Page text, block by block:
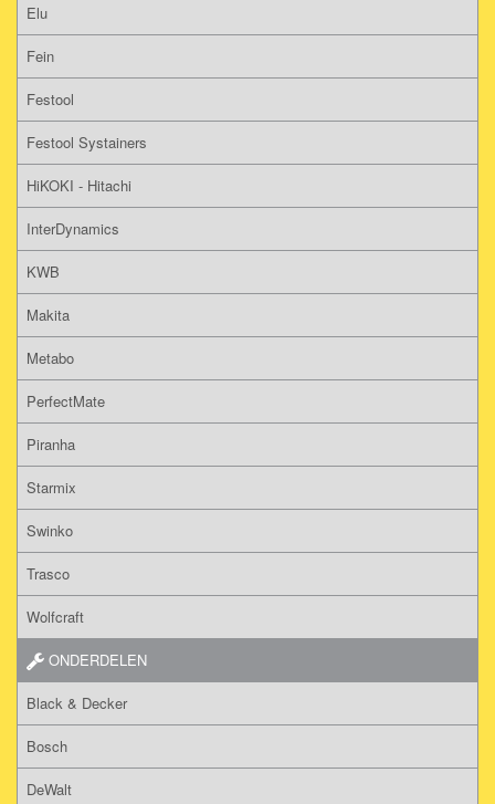
Elu
Fein
Festool
Festool Systainers
HiKOKI - Hitachi
InterDynamics
KWB
Makita
Metabo
PerfectMate
Piranha
Starmix
Swinko
Trasco
Wolfcraft
ONDERDELEN
Black & Decker
Bosch
DeWalt